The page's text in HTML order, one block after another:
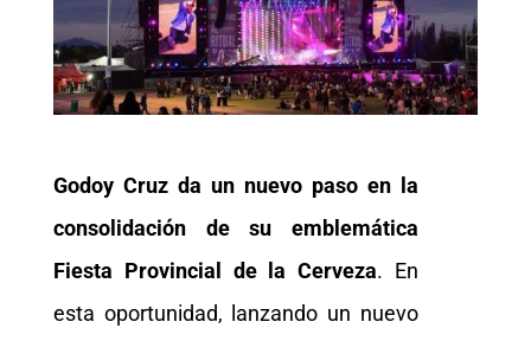
Godoy Cruz da un nuevo paso en la
consolidación de su emblemática
Fiesta Provincial de la Cerveza. En
esta oportunidad, lanzando un nuevo